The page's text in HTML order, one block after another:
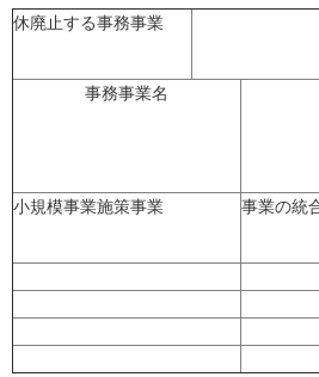
休廃止する事務事業
事務事業名
小規模事業施策事業 事業の統